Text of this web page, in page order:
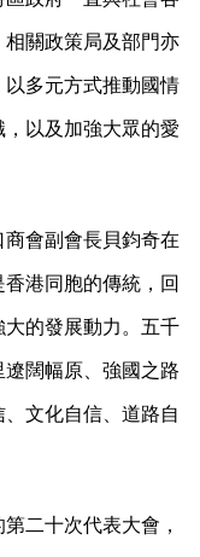
關政策局及部門亦
多元方式推動國情
以及加強大眾的愛
會副會長貝鈞奇在
港同胞的傳統，回
的發展動力。五千
闊幅原、強國之路
文化自信、道路自
二十次代表大會，